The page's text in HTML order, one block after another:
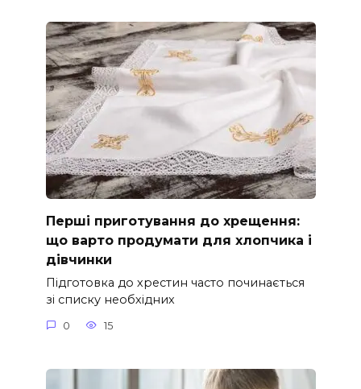
Перші приготування до хрещення:
що варто продумати для хлопчика і
дівчинки
Підготовка до хрестин часто починається
зі списку необхідних
0 15